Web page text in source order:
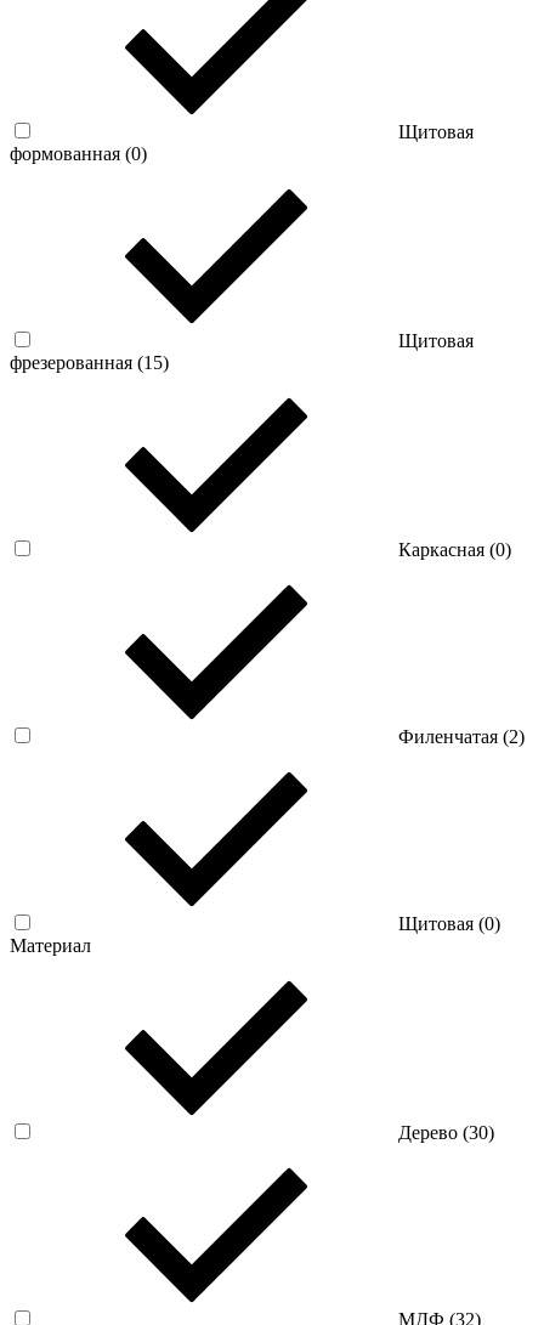
Щитовая
формованная (0)
Щитовая
фрезерованная (15)
Каркасная (0)
Филенчатая (2)
Щитовая (0)
Материал
Дерево (30)
МДФ (32)